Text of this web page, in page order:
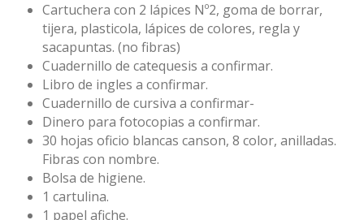
Cartuchera con 2 lápices Nº2, goma de borrar,
tijera, plasticola, lápices de colores, regla y
sacapuntas. (no fibras)
Cuadernillo de catequesis a confirmar.
Libro de ingles a confirmar.
Cuadernillo de cursiva a confirmar-
Dinero para fotocopias a confirmar.
30 hojas oficio blancas canson, 8 color, anilladas.
Fibras con nombre.
Bolsa de higiene.
1 cartulina.
1 papel afiche.